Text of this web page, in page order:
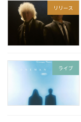
リリース
ライブ